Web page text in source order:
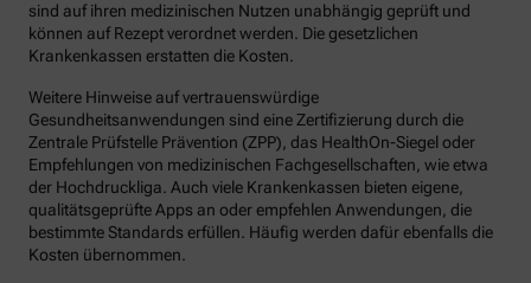
sind auf ihren medizinischen Nutzen unabhängig geprüft und
können auf Rezept verordnet werden. Die gesetzlichen
Krankenkassen erstatten die Kosten.
Weitere Hinweise auf vertrauenswürdige
Gesundheitsanwendungen sind eine Zertifizierung durch die
Zentrale Prüfstelle Prävention (ZPP), das HealthOn-Siegel oder
Empfehlungen von medizinischen Fachgesellschaften, wie etwa
der Hochdruckliga. Auch viele Krankenkassen bieten eigene,
qualitätsgeprüfte Apps an oder empfehlen Anwendungen, die
bestimmte Standards erfüllen. Häufig werden dafür ebenfalls die
Kosten übernommen.